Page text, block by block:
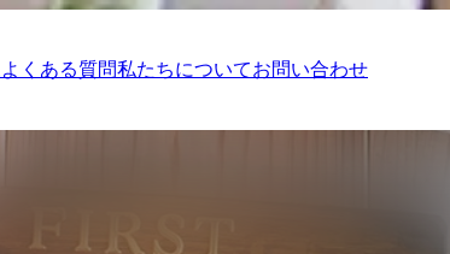
よくある質問私たちについてお問い合わせ